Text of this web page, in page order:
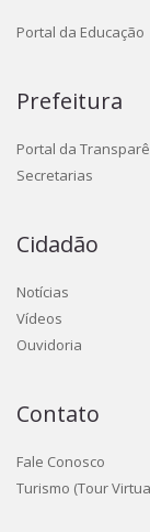
Portal da Educação
Prefeitura
Portal da
Secretarias
Cidadão
Notícias
Vídeos
Ouvidoria
Contato
Fale Conosco
Turismo (Tour